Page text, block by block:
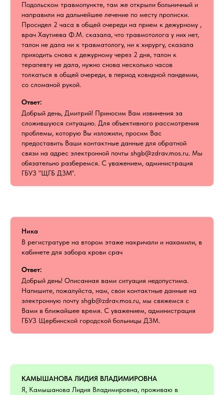
Подольском травмопункте, там же открыли больничный и
направили на дальнейшее лечение по месту прописки.
Просидел 2 часа в общей очереди на прием к дежурному ,
врач Хаутиева Ф.М. сказала, что травмотолога у них нет,
талон не дала ни к травматологу, ни к хирургу, сказала
приходить снова к дежурному через 2 дня, талон к
терапевту не дала, нужно снова несколько часов
толкаться в общей очереди, в период ковидной пандемии,
со сломаной рукой.
Ответ:
Добрый день, Дмитрий! Приносим Вам извинения за
сложившуюся ситуацию. Для объективного рассмотрения
проблемы, которую Вы изложили, просим Вас
предоставить Ваши контактные данные для обратной
связи на адрес электронной почты shgb@zdrav.mos.ru. Мы
обязательно разберемся. С уважением, администрация
ГБУЗ "ЩГБ ДЗМ".
Ника
В регистратуре на втором этаже накричали и нахамили, в
кабинете для забора крови срач
Ответ:
Добрый день! Описанная вами ситуация недопустима.
Напишите, пожалуйста, нам, свои контактные данные на
электронную почту shgb@zdrav.mos.ru, мы свяжемся с
Вами в ближайшее время. С уважением, администрация
ГБУЗ Щербинской городской больницы ДЗМ.
КАМЫШАНОВА ЛИДИЯ ВЛАДИМИРОВНА
Я, Камышанова Лидия Владимировна, проживаю в